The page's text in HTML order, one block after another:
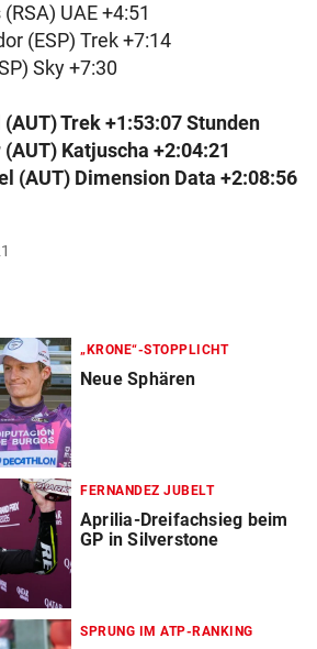
UAE +4:51
(ESP) Trek +7:14
Sky +7:30
Trek +1:53:07 Stunden
Katjuscha +2:04:21
(AUT) Dimension Data +2:08:56
„KRONE“-STOPPLICHT
Neue Sphären
FERNANDEZ JUBELT
Aprilia-Dreifachsieg beim
GP in Silverstone
SPRUNG IM ATP-RANKING